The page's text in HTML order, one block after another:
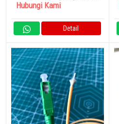
63-73mm NC53221
Hubungi Kami
Detail